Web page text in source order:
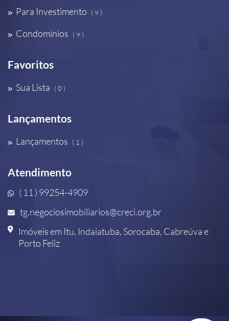
Para Investimento ( 9 )
Condomínios ( 9 )
Favoritos
Sua Lista ( 0 )
Lançamentos
Lançamentos ( 1 )
Atendimento
( 11 ) 99254-4909
tg.negociosimobiliarios@creci.org.br
Imóveis em Itu, Indaiatuba, Sorocaba, Cabreúva e
Porto Feliz